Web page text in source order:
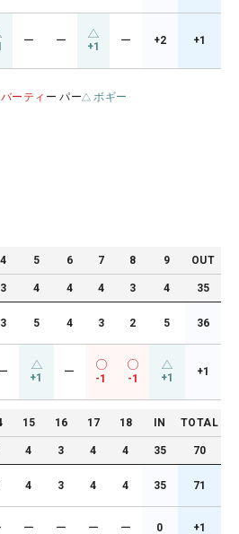
ー ー +1 ー +2 +1
バーティ ー パー ボギー
4 5 6 7 8 9 OUT
3 4 4 4 3 4 35
3 5 4 3 2 5 36
+1 ー
-1 -1 +1 +1
15 16 17 18 IN TOTAL
4 3 4 4 35 70
4 3 4 4 35 71
ー ー ー ー 0 +1